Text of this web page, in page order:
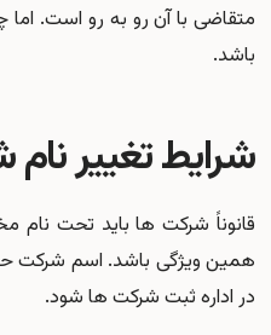
متقاضی با آن رو به رو است. اما
باشد.
شرایط تغییر
قانوناً شرکت ها باید تحت نام
در اداره ثبت شرکت ها شود.